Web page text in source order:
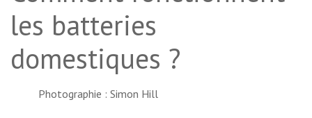
les batteries
domestiques ?
Photographie : Simon Hill